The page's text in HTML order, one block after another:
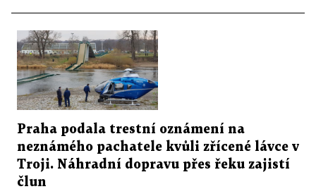
Praha podala trestní oznámení na
neznámého pachatele kvůli zřícené lávce v
Troji. Náhradní dopravu přes řeku zajistí
člun